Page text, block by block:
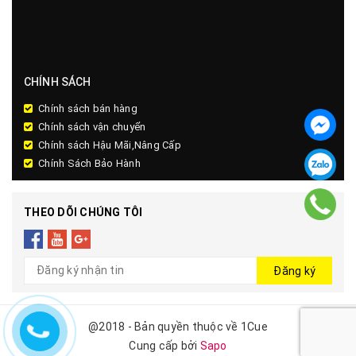
CHÍNH SÁCH
Chính sách bán hàng
Chính sách vận chuyển
Chính sách Hậu Mãi,Nâng Cấp
Chính Sách Bảo Hành
THEO DÕI CHÚNG TÔI
Đăng ký
@2018 - Bản quyền thuộc về 1Cue
Cung cấp bởi Sapo